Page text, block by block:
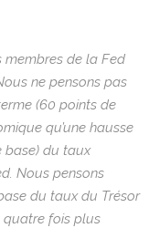
membres de la Fed
ne pensons pas
(60 points de
qu’une hausse
base) du taux
Nous pensons
du taux du Trésor
quatre fois plus